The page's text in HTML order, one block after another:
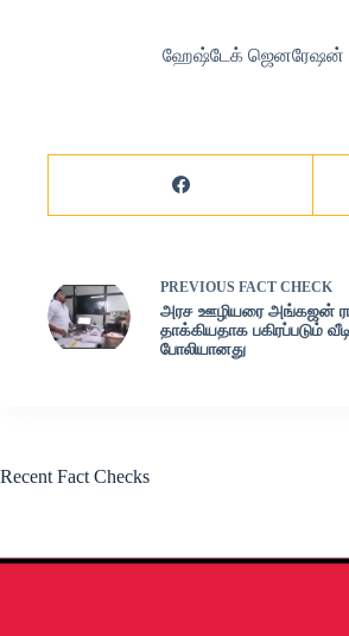
ஹேஷ்டேக் ஜெனரேஷன்
PREVIOUS FACT CHECK
அரச ஊழியரை அங்கஜன்
தாக்கியதாக பகிரப்படும்
போலியானது
Recent Fact Checks